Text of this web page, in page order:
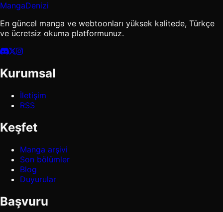
MangaDenizi
En güncel manga ve webtoonları yüksek kalitede, Türkçe
ve ücretsiz okuma platformunuz.
Kurumsal
İletişim
RSS
Keşfet
Manga arşivi
Son bölümler
Blog
Duyurular
Başvuru